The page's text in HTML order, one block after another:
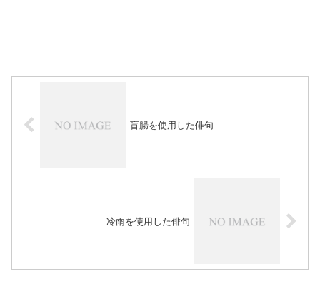
盲腸を使用した俳句
冷雨を使用した俳句